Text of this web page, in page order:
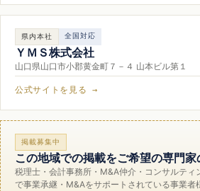
県内本社 全国対応
ＹＭＳ株式会社
山口県山口市小郡黄金町７－４ 山本ビル第１
公式サイトを見る →
掲載募集中
この地域での掲載をご希望の専門家
税理士・会計事務所・M&A仲介・コンサルティ
で事業承継・M&Aをサポートされている事業者